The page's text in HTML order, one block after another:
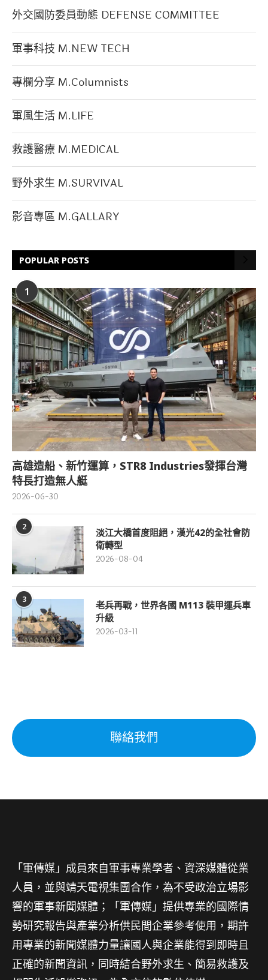
外交國防委員動態 DEFENSE COMMITTEE
軍事科技 M.NEW TECH
專欄分享 M.Columnists
軍風生活 M.LIFE
救護醫療 M.MEDICAL
野外求生 M.SURVIVAL
影音專區 M.GALLARY
POPULAR POSTS
1
高雄造船、新竹運算，STR8 Industries發揮台灣
特長打造無人艇
2026-06-30
2
淡江大橋首度阻絕，漢光42的全社會防
衛轉型
2026-08-04
3
老兵再戰，世界各國 M113 裝甲運兵車
升級
2026-03-11
聯絡我們
「軍傳媒」成員來自軍事專業學者、資深媒體從業
人員，並與靖天電視集團合作，為不受政治立場影
響的軍事新聞媒體；「軍傳媒」提供專業的國際情
勢研究報告與產業分析供民間企業參考使用，期許
用專業的新聞媒體力量讓國人與企業能得到即時且
正確的新聞資訊，同時結合野外求生、簡易救護及